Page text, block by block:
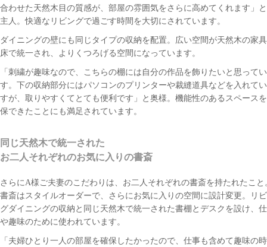
合わせた天然木目の質感が、部屋の雰囲気をさらに高めてくれます」
主人。快適なリビングで過ごす時間を大切にされています。
ダイニングの壁にも同じタイプの収納を配置。広い空間が天然木の家
床で統一され、よりくつろげる空間になっています。
「刺繍が趣味なので、こちらの棚には自分の作品を飾りたいと思って
す。下の収納部分にはパソコンのプリンターや裁縫道具などを入れて
すが、取りやすくてとても便利です」と奥様。機能性のあるスペース
保できたことにも満足されています。
同じ天然木で統一された
お二人それぞれのお気に入りの書斎
さらにA様ご夫妻のこだわりは、お二人それぞれの書斎を持たれたこと
書斎はスタイルオーダーで、さらにお気に入りの空間に設計変更。リ
グダイニングの収納と同じ天然木で統一された書棚とデスクを設け、
や趣味のために使われています。
「夫婦ひとり一人の部屋を確保したかったので、仕事も含めて趣味の